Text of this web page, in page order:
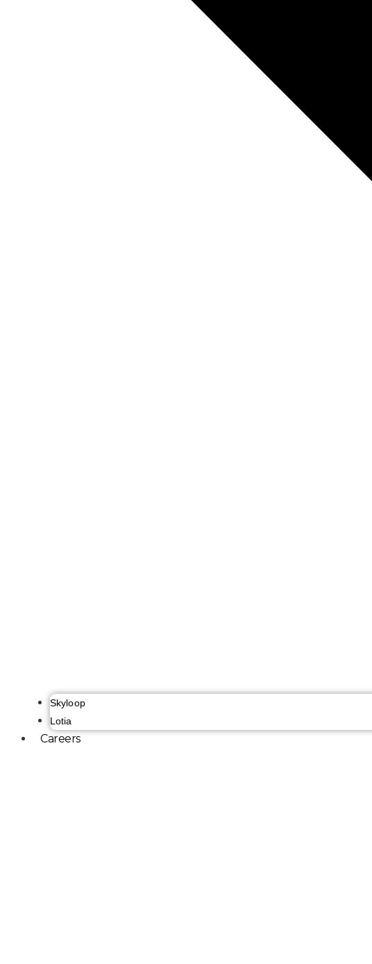
Skyloop
Lotia
Careers